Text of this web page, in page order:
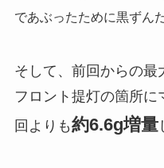
であぶったために黒ずん
そして、前回からの最
フロント提灯の箇所
回よりも約6.6g増量